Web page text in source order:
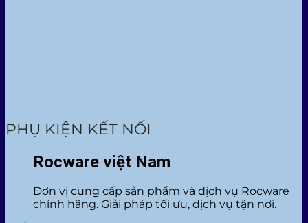
PHỤ KIỆN KẾT NỐI
Rocware việt Nam
Đơn vị cung cấp sản phẩm và dịch vụ Rocware
chính hãng. Giải pháp tối ưu, dịch vụ tận nơi.